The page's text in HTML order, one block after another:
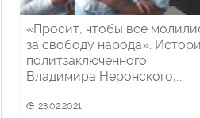
«Просит, чтобы все
за свободу народа».
политзаключенного
Владимира Неронского,
23.02.2021